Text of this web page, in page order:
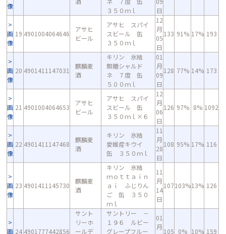
像
３５０ｍｌ
日
画
像
19 4901004064646
アサヒ
ビール
アサヒ スパイ
スビール 缶
３５０ｍｌ
12
月
05
日
133 91% 17% 193
画
像
20 4901411147031
麒麟麦
酒
キリン 氷結
無糖シャルド
ネ ７度 缶
５００ｍｌ
01
月
09
日
128 77% 14% 173
画
像
21 4901004064653
アサヒ
ビール
アサヒ スパイ
スビール 缶
３５０ｍｌ×６
12
月
06
日
126 97% 8% 1092
画
像
22 4901411147468
麒麟麦
酒
キリン 氷結
愛媛産キウイ
缶 ３５０ｍｌ
11
月
28
日
108 95% 17% 116
画
像
23 4901411145730
麒麟麦
酒
キリン 氷結
ｍｏｔｔａｉｎ
ａｉ ふじりん
ご 缶 ３５０
ｍｌ
11
月
14
日
107103%13% 126
画 24 4901777442856
サント
リーホ
ールデ
サントリー －
１９６ ルビー
グレープフルー
01
月
105 0% 10% 159